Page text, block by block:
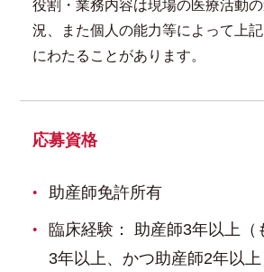
役割・業務内容は現場の医療活動
況、また個人の能力等によって上
にわたることがあります。
応募資格
助産師免許所有
臨床経験： 助産師3年以上（
3年以上、かつ助産師2年以上